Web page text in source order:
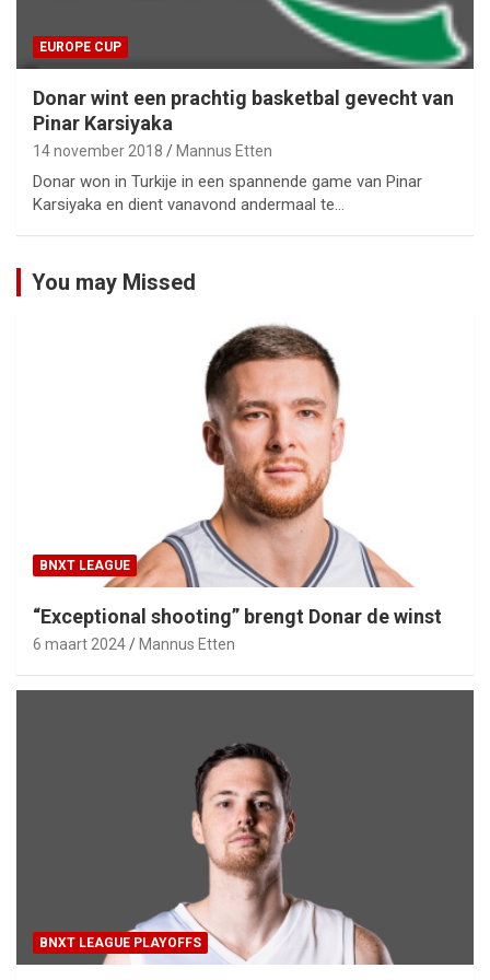
EUROPE CUP
Donar wint een prachtig basketbal gevecht van
Pinar Karsiyaka
14 november 2018 Mannus Etten
Donar won in Turkije in een spannende game van Pinar
Karsiyaka en dient vanavond andermaal te…
You may Missed
BNXT LEAGUE
“Exceptional shooting” brengt Donar de winst
6 maart 2024 Mannus Etten
BNXT LEAGUE PLAYOFFS